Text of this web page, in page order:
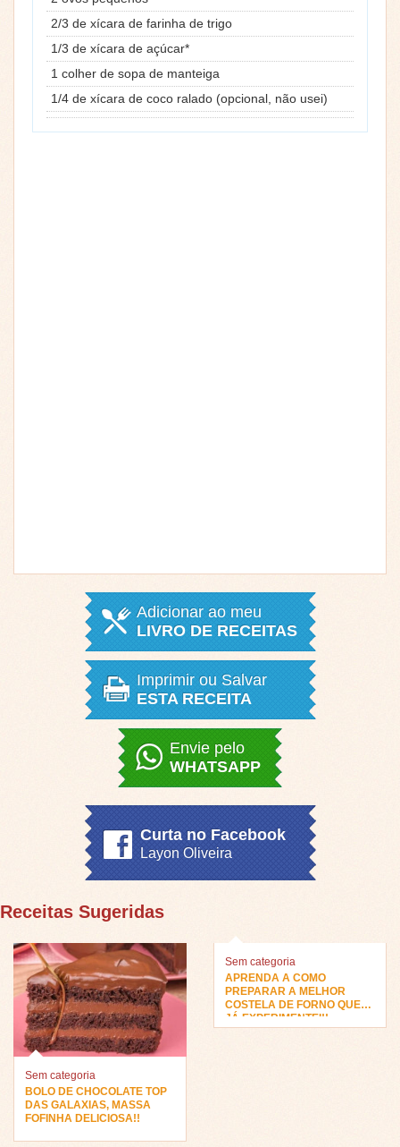
2/3 de xícara de farinha de trigo
1/3 de xícara de açúcar*
1 colher de sopa de manteiga
1/4 de xícara de coco ralado (opcional, não usei)
Adicionar ao meu
LIVRO DE RECEITAS
Imprimir ou Salvar
ESTA RECEITA
Envie pelo
WHATSAPP
Curta no Facebook
Layon Oliveira
Receitas Sugeridas
Sem categoria
BOLO DE CHOCOLATE TOP
DAS GALAXIAS, MASSA
FOFINHA DELICIOSA!!
Sem categoria
APRENDA A COMO
PREPARAR A MELHOR
COSTELA DE FORNO QUE
JÁ EXPERIMENTEI!!